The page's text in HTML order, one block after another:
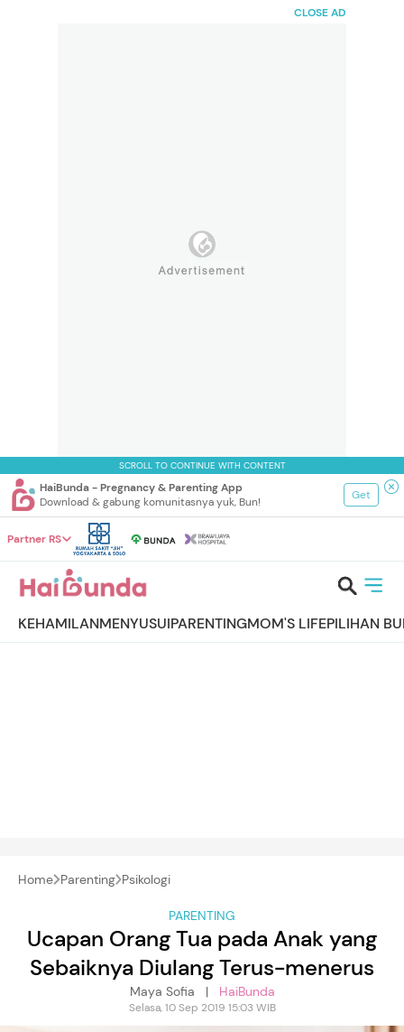
CLOSE AD
SCROLL TO CONTINUE WITH CONTENT
HaiBunda - Pregnancy & Parenting App
Download & gabung komunitasnya yuk, Bun!
Get
Partner RS
KEHAMILANMENYUSUIPARENTINGMOM'S LIFEPILIHAN
Home Parenting Psikologi
PARENTING
Ucapan Orang Tua pada Anak yang
Sebaiknya Diulang Terus-menerus
Maya Sofia | HaiBunda
Selasa, 10 Sep 2019 15:03 WIB